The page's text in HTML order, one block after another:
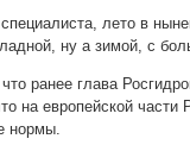
лето в
ну а зимой, с
ранее глава
на европейской части
нормы.